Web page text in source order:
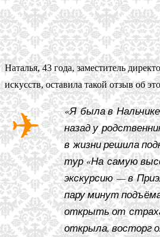
Наталья, 43 года, заместитель
искусств, оставила такой отзыв об
«Я была в
назад у
в жизни решила
тур «На самую
экскурсию — в
пару минут
открыть от
открыла, восторг